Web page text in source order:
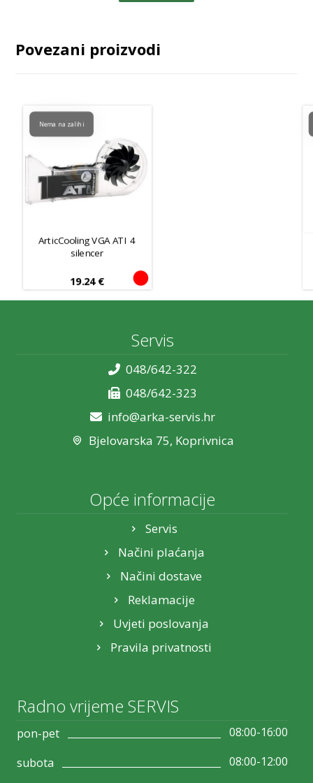
Povezani proizvodi
ArticCooling VGA ATI 4
silencer
19.24 €
Nema na zalihi
Servis
048/642-322
048/642-323
info@arka-servis.hr
Bjelovarska 75, Koprivnica
Opće informacije
Servis
Načini plaćanja
Načini dostave
Reklamacije
Uvjeti poslovanja
Pravila privatnosti
Radno vrijeme SERVIS
pon-pet
08:00-16:00
subota
08:00-12:00